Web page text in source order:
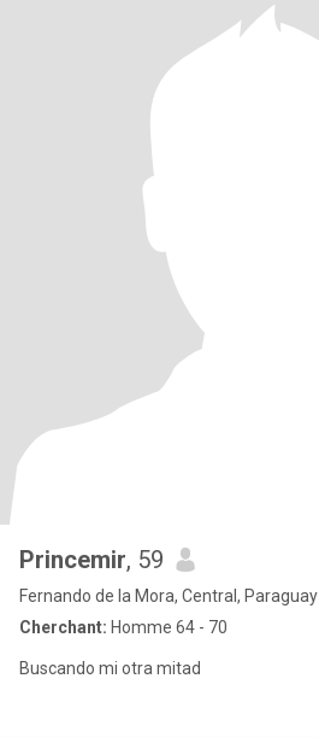
Princemir, 59
Fernando de la Mora, Central, Paraguay
Cherchant: Homme 64 - 70
Buscando mi otra mitad